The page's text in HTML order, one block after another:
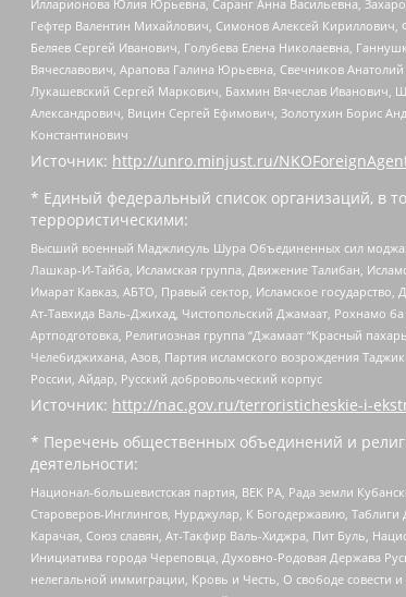
Илларионова Юлия Юрьевна, Саранг Анна Васильевна,
Гефтер Валентин Михайлович, Симонов Алексей
Беляев Сергей Иванович, Голубева Елена Николаевна,
Вячеславович, Арапова Галина Юрьевна, Свечников
Лукашевский Сергей Маркович, Бахмин Вячеслав Иванович,
Александрович, Вицин Сергей Ефимович, Золотухин Борис
Константинович
Источник: http://unro.minjust.ru/
* Единый федеральный список организаций, в
террористическими:
Высший военный Маджлисуль Шура Объединенных сил
Лашкар-И-Тайба, Исламская группа, Движение Талибан,
Имарат Кавказ, АБТО, Правый сектор, Исламское
Ат-Тавхида Валь-Джихад, Чистопольский Джамаат, Рохнамо
Артподготовка, Религиозная группа “Джамаат “Красный
Челебиджихана, Азов, Партия исламского возрождения
России, Айдар, Русский добровольческий корпус
Источник: http://nac.gov.ru/terroristicheskie-i-
* Перечень общественных объединений и
деятельности:
Национал-большевистская партия, ВЕК РА, Рада земли
Староверов-Инглингов, Нурджулар, К Богодержавию,
Карачая, Союз славян, Ат-Такфир Валь-Хиджра, Пит Буль,
Инициатива города Череповца, Духовно-Родовая Держава
нелегальной иммиграции, Кровь и Честь, О свободе совести